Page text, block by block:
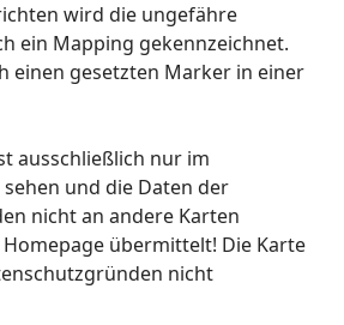
wird die ungefähre
ein Mapping gekennzeichnet.
einen gesetzten Marker in einer
ausschließlich nur im
und die Daten der
nicht an andere Karten
übermittelt! Die Karte
nicht